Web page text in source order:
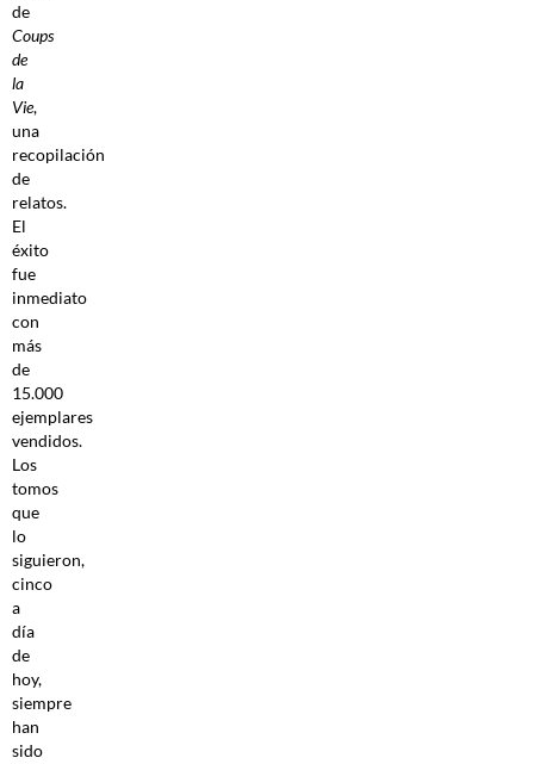
de
Coups
de
la
Vie,
una
recopilación
de
relatos.
El
éxito
fue
inmediato
con
más
de
15.000
ejemplares
vendidos.
Los
tomos
que
lo
siguieron,
cinco
a
día
de
hoy,
siempre
han
sido